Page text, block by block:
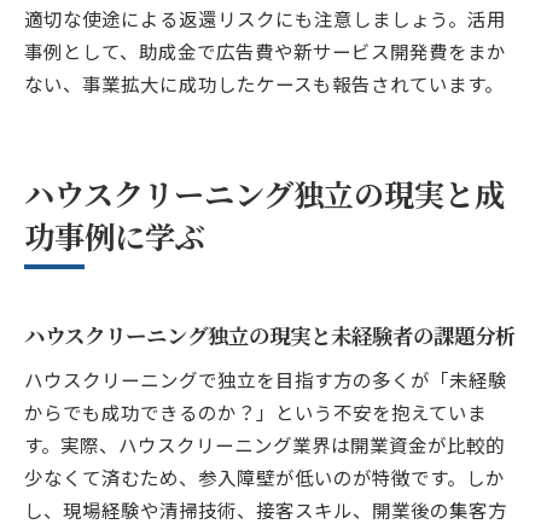
適切な使途による返還リスクにも注意しましょう。活用
事例として、助成金で広告費や新サービス開発費をまか
ない、事業拡大に成功したケースも報告されています。
ハウスクリーニング独立の現実と成
功事例に学ぶ
ハウスクリーニング独立の現実と未経験者の課題分析
ハウスクリーニングで独立を目指す方の多くが「未経験
からでも成功できるのか？」という不安を抱えていま
す。実際、ハウスクリーニング業界は開業資金が比較的
少なくて済むため、参入障壁が低いのが特徴です。しか
し、現場経験や清掃技術、接客スキル、開業後の集客方